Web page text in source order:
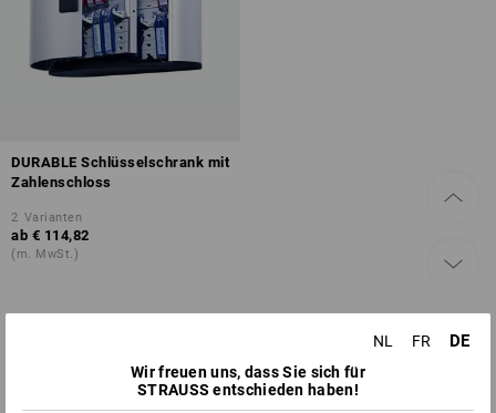
DURABLE Schlüsselschrank mit
Zahlenschloss
2 Varianten
ab € 114,82
(m. MwSt.)
Sie haben sich bereits 1 von 1 Artikel angesehen.
NL FR DE
Wir freuen uns, dass Sie sich für
STRAUSS entschieden haben!